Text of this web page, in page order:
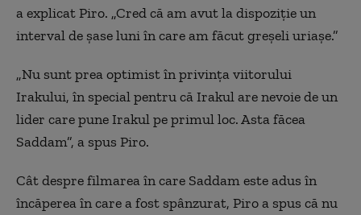
a explicat Piro. „Cred că am avut la dispoziție un
interval de șase luni în care am făcut greșeli uriașe.”
„Nu sunt prea optimist în privința viitorului
Irakului, în special pentru că Irakul are nevoie de un
lider care pune Irakul pe primul loc. Asta făcea
Saddam”, a spus Piro.
Cât despre filmarea în care Saddam este adus în
încăperea în care a fost spânzurat, Piro a spus că nu